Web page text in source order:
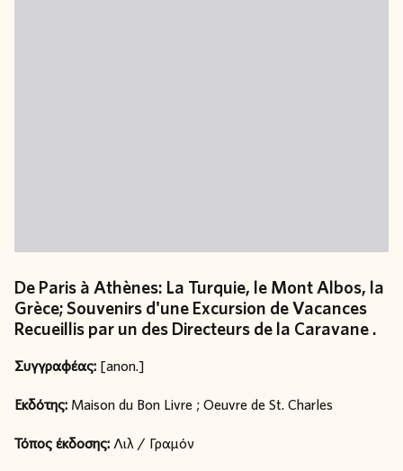
De Paris à Athènes: La Turquie, le Mont Albos, la
Grèce; Souvenirs d'une Excursion de Vacances
Recueillis par un des Directeurs de la Caravane .
Συγγραφέας: [anon.]
Εκδότης: Maison du Bon Livre ; Oeuvre de St. Charles
Τόπος έκδοσης:Λιλ / Γραμόν